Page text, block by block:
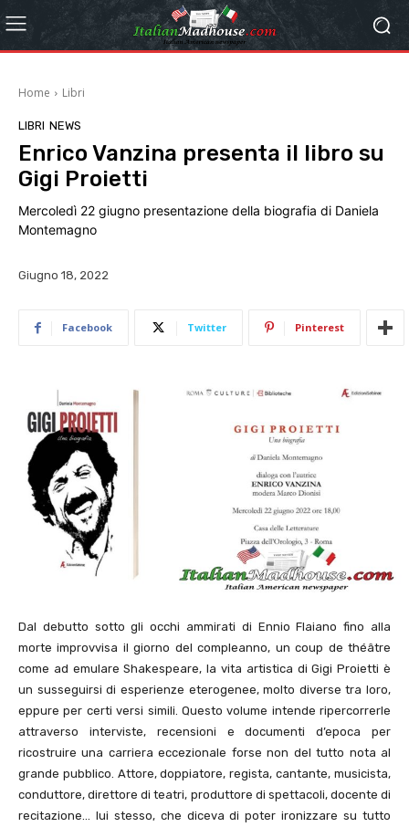
Home Libri
LIBRI NEWS
Enrico Vanzina presenta il libro su
Gigi Proietti
Mercoledì 22 giugno presentazione della biografia di Daniela
Montemagno
Giugno 18, 2022
Facebook Twitter Pinterest
Dal debutto sotto gli occhi ammirati di Ennio Flaiano fino alla
morte improvvisa il giorno del compleanno, un coup de théâtre
come ad emulare Shakespeare, la vita artistica di Gigi Proietti è
un susseguirsi di esperienze eterogenee, molto diverse tra loro,
eppure per certi versi simili. Questo volume intende ripercorrerle
attraverso interviste, recensioni e documenti d’epoca per
ricostruire una carriera eccezionale forse non del tutto nota al
grande pubblico. Attore, doppiatore, regista, cantante, musicista,
conduttore, direttore di teatri, produttore di spettacoli, docente di
recitazione… lui stesso, che diceva di poter ironizzare su tutto